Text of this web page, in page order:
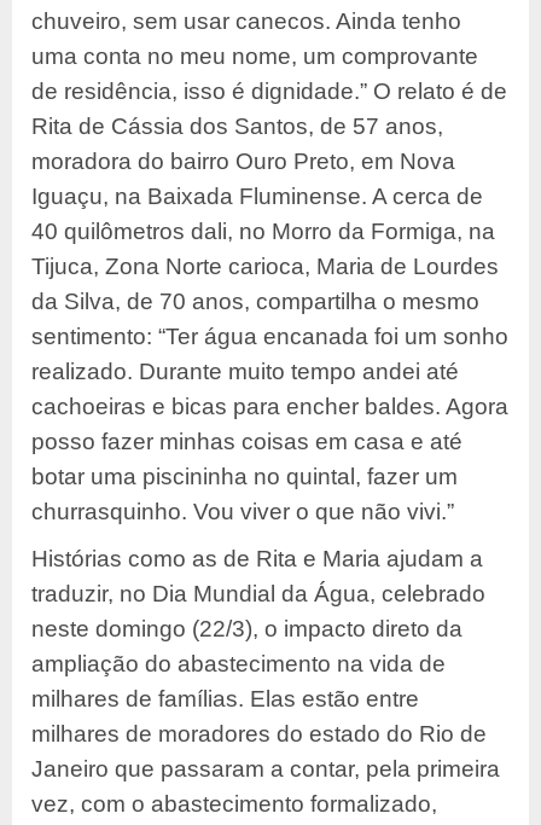
chuveiro, sem usar canecos. Ainda tenho
uma conta no meu nome, um comprovante
de residência, isso é dignidade.” O relato é de
Rita de Cássia dos Santos, de 57 anos,
moradora do bairro Ouro Preto, em Nova
Iguaçu, na Baixada Fluminense. A cerca de
40 quilômetros dali, no Morro da Formiga, na
Tijuca, Zona Norte carioca, Maria de Lourdes
da Silva, de 70 anos, compartilha o mesmo
sentimento: “Ter água encanada foi um sonho
realizado. Durante muito tempo andei até
cachoeiras e bicas para encher baldes. Agora
posso fazer minhas coisas em casa e até
botar uma piscininha no quintal, fazer um
churrasquinho. Vou viver o que não vivi.”
Histórias como as de Rita e Maria ajudam a
traduzir, no Dia Mundial da Água, celebrado
neste domingo (22/3), o impacto direto da
ampliação do abastecimento na vida de
milhares de famílias. Elas estão entre
milhares de moradores do estado do Rio de
Janeiro que passaram a contar, pela primeira
vez, com o abastecimento formalizado,